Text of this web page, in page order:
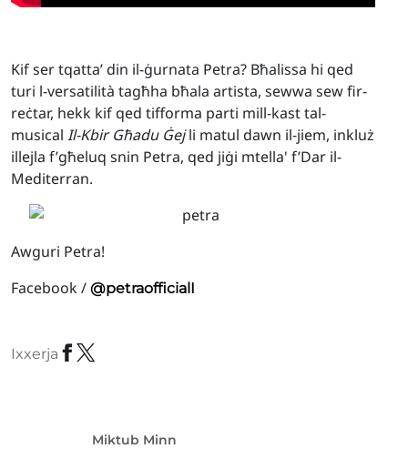
Kif ser tqatta’ din il-ġurnata Petra? Bħalissa hi qed
turi l-versatilità tagħha bħala artista, sewwa sew fir-
reċtar, hekk kif qed tifforma parti mill-kast tal-
musical Il-Kbir Għadu Ġejli matul dawn il-jiem, inkluż
illejla f’għeluq snin Petra, qed jiġi mtella' f’Dar il-
Mediterran.
Awguri Petra!
Facebook / @petraofficialI
Ixxerja
Miktub Minn